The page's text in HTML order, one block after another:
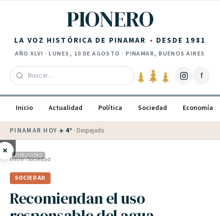
PIONERO
LA VOZ HISTÓRICA DE PINAMAR DESDE 1981
AÑOXLVI ·LUNES, 10 DE AGOSTO · PINAMAR, BUENOS AIRES
f
Inicio Actualidad Política Sociedad Economía
PINAMAR HOY·☀️4° · Despejado
× PUBLICIDAD
Inicio›Sociedad
SOCIEDAD
Recomiendan el uso